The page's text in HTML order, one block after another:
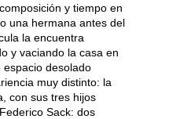
y tiempo en
una hermana antes del
la encuentra
y vaciando la casa en
espacio desolado
muy distinto: la
con sus tres hijos
Sack: dos